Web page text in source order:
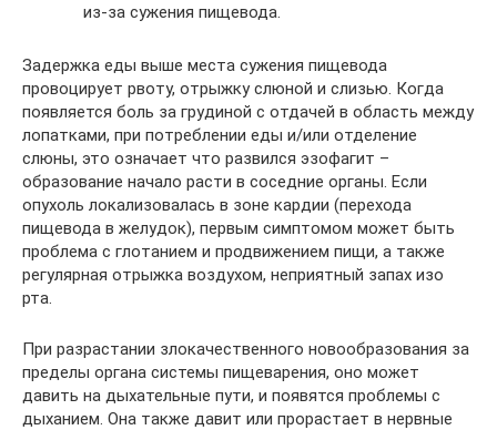
из-за сужения пищевода.
Задержка еды выше места сужения пищевода
провоцирует рвоту, отрыжку слюной и слизью. Когда
появляется боль за грудиной с отдачей в область между
лопатками, при потреблении еды и/или отделение
слюны, это означает что развился эзофагит –
образование начало расти в соседние органы. Если
опухоль локализовалась в зоне кардии (перехода
пищевода в желудок), первым симптомом может быть
проблема с глотанием и продвижением пищи, а также
регулярная отрыжка воздухом, неприятный запах изо
рта.
При разрастании злокачественного новообразования за
пределы органа системы пищеварения, оно может
давить на дыхательные пути, и появятся проблемы с
дыханием. Она также давит или прорастает в нервные